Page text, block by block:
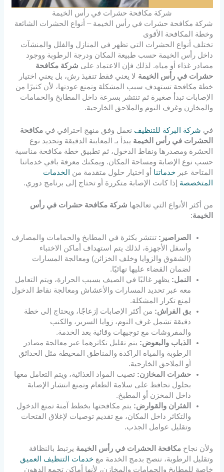
شركة مكافحة حشرات في رأس الخيمة
شركة مكافحة حشرات في رأس الخيمة – أنواع الحشرات الشائعة
وخطة المكافحة الأقوى
تختلف أنواع الحشرات التي تظهر في المنازل والفلل والمنشآت
داخل رأس الخيمة حسب طبيعة المكان ودرجة الرطوبة ووجود
مصادر غذاء أو مياه. لذلك فإن الاعتماد على شركة مكافحة
حشرات في رأس الخيمة لا يعني فقط تنفيذ رش، بل يعني اختيار
خطة مكافحة تستهدف سبب المشكلة وتمنع عودتها، لأن كثيرًا من
الإصابات تبدأ صغيرة ثم تنتشر بسرعة داخل المطابخ والحمامات
والمخازن وغرف النوم والملاحق الخارجية.
في شركة البركة للتنظيف نعمل وفق منهج احترافي فيمكافحة
الحشرات في رأس الخيمة يبدأ بـ المعاينة الدقيقة وتحديد نوع
الحشرة ومصدرها ونقاط الدخول، ثم تطبيق خطة مكافحة مناسبة
حسب نوع الإصابة ومساحة المكان. ويمكنك معرفة باقي خدماتنا
المتاحة عبرخدماتنا أو اختيار حلول متقدمة من
الخدمات
المتخصصة إذا كانت الإصابة متكررة أو تحتاج إلى برنامج دوري.
من أكثر الأنواع التي تعالجها شركة مكافحة حشرات في رأس
الخيمة:
الصراصير: تنتشر بكثرة في المطابخ والحمامات والمصارف
وأسفل الأجهزة، لذلك يتم استهداف أماكن الاختباء
(الشقوق والزوايا وخلف الخزائن) ومعالجة المسارات
لضمان القضاء عليها نهائيًا.
النمل: يظهر غالبًا في الصيف بسبب الحرارة، ويتم التعامل
معه عبر تحديد المسارات والأعشاش ومعالجة نقاط الدخول
لمنع تكرار المشكلة.
بق الفراش: من أكثر الإصابات إزعاجًا، ويحتاج إلى خطة
دقيقة تشمل غرف النوم، زوايا السرير، والكنب
والمفروشات مع توجيهات وقائية بعد الخدمة.
الذباب والبعوض: يتم تقليل تكاثرهما عبر معالجة مصادر
الرطوبة والمياه الراكدة والمناطق المحيطة مثل الحدائق
أو الملاحق الخارجية.
حشرات المخازن: تصيب المواد الغذائية، ويتم التعامل معها
بحلول تحافظ على سلامة الطعام وتمنع انتشار الإصابة
داخل المخزن أو المطبخ.
الفئران والقوارض: يتم مكافحتها بخطط آمنة تمنع الدخول
والتكاثر داخل المكان، مع تقديم توصيات لإغلاق الفتحات
وتقليل عوامل الجذب.
ولأن نجاحمكافحة الحشرات في رأس الخيمة يرتبط بالنظافة
وتقليل الرطوبة، ننصح بدمج الخدمة معخدمات التنظيف العميق
خاصة للمطابخ والحمامات والمخازن، لأنها أماكن تجمع الدهون